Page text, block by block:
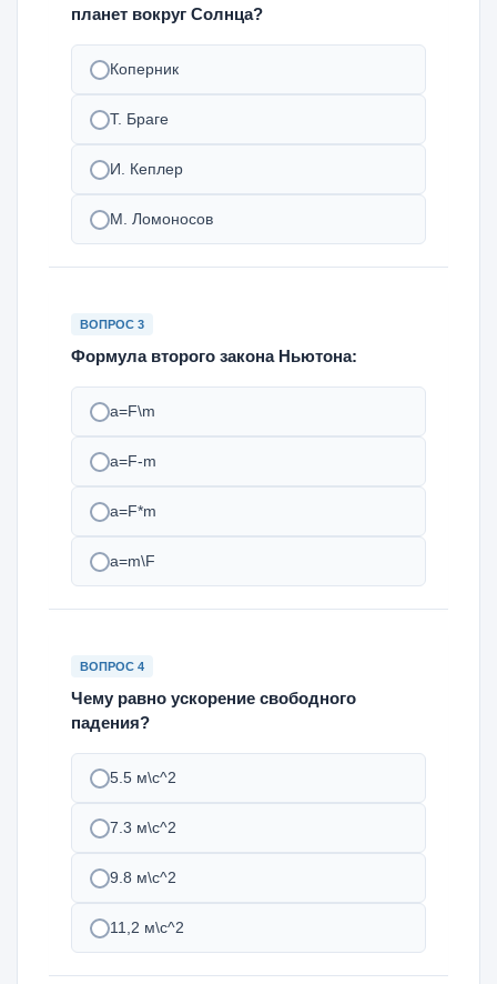
планет вокруг Солнца?
Коперник
Т. Браге
И. Кеплер
М. Ломоносов
ВОПРОС 3
Формула второго закона Ньютона:
a=F\m
a=F-m
a=F*m
a=m\F
ВОПРОС 4
Чему равно ускорение свободного
падения?
5.5 м\с^2
7.3 м\с^2
9.8 м\с^2
11,2 м\с^2